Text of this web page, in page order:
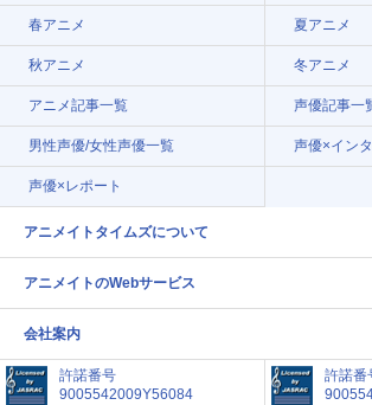
春アニメ 夏アニメ
秋アニメ 冬アニメ
アニメ記事一覧 声優記事一
男性声優/女性声優一覧 声優×イン
声優×レポート
アニメイトタイムズについて
アニメイトのWebサービス
会社案内
許諾番号
9005542009Y56084
許諾番